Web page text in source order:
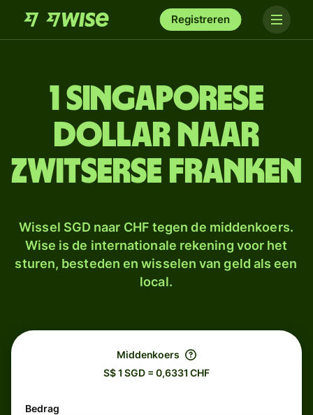
Registreren
1 Singaporese
dollar naar
Zwitserse franken
Wissel SGD naar CHF tegen de middenkoers.
Wise is de internationale rekening voor het
sturen, besteden en wisselen van geld als een
local.
Middenkoers
S$ 1 SGD = 0,6331 CHF
Bedrag